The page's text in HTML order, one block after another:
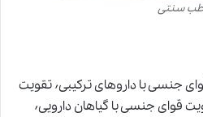
سنتی
تقویت قوای جنسی٬ تقویت قوای جنسی با داروهای ترکیبی٬ تقویت
قوای جنسی با طب سنتی٬ تقویت قوای جنسی با گیاهان دارویی٬